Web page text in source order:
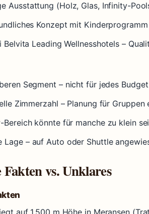
Ausstattung (Holz, Glas, Infinity-
Konzept mit Kinderprogramm
Leading Wellnesshotels –
Segment – nicht für jedes Budget
Zimmerzahl – Planung für Gruppen
könnte für manche zu klein
Lage – auf Auto oder Shuttle
Fakten vs. Unklares
auf 1.500 m Höhe in Meransen